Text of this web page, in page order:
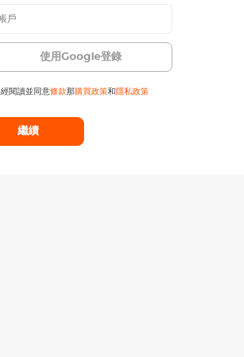
使用Google登錄
閱讀並同意條款那購買政策和 隱私政策
繼續